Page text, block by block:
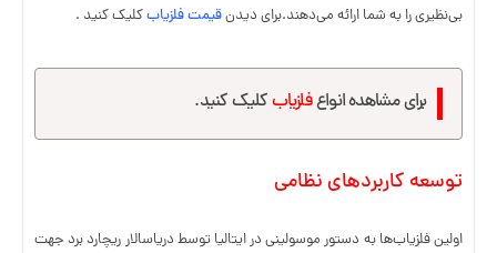
بی‌نظیری را به شما ارائه می‌دهند.برای دیدنقیمت فلزیابکلیک کنید .
برای مشاهده انواعفلزیابکلیک کنید.
توسعه کاربردهای نظامی
اولین فلزیاب‌ها به دستور موسولینی در ایتالیا توسط دریاسالار ریچارد برد جهت